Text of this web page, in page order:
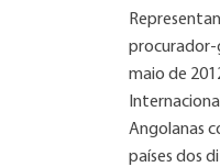
procurador-
maio de
Angolanas
países dos